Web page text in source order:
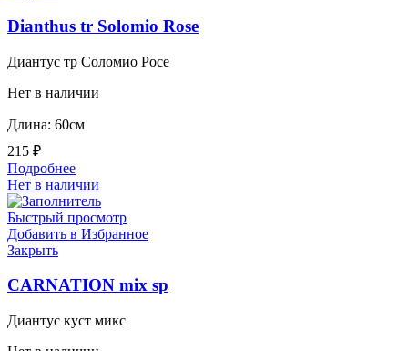
Dianthus tr Solomio Rose
Диантус тр Соломио Росе
Нет в наличии
Длина: 60см
215 ₽
Подробнее
Нет в наличии
Быстрый просмотр
Добавить в Избранное
Закрыть
CARNATION mix sp
Диантус куст микс